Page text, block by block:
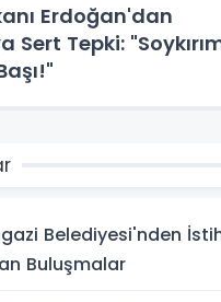
Erdoğan'dan
Sert Tepki:
Belediyesi'nden
Buluşmalar